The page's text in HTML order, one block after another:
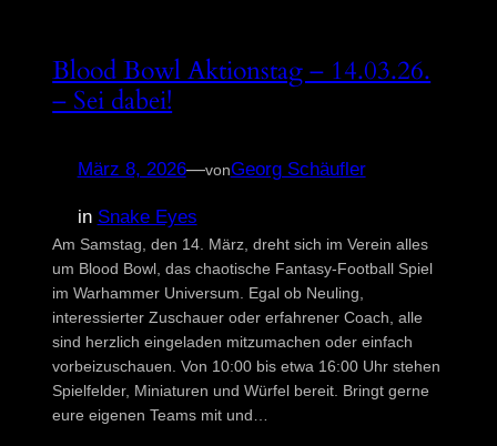
Blood Bowl Aktionstag – 14.03.26.
– Sei dabei!
März 8, 2026—vonGeorg Schäufler
in Snake Eyes
Am Samstag, den 14. März, dreht sich im Verein alles
um Blood Bowl, das chaotische Fantasy-Football Spiel
im Warhammer Universum. Egal ob Neuling,
interessierter Zuschauer oder erfahrener Coach, alle
sind herzlich eingeladen mitzumachen oder einfach
vorbeizuschauen. Von 10:00 bis etwa 16:00 Uhr stehen
Spielfelder, Miniaturen und Würfel bereit. Bringt gerne
eure eigenen Teams mit und…